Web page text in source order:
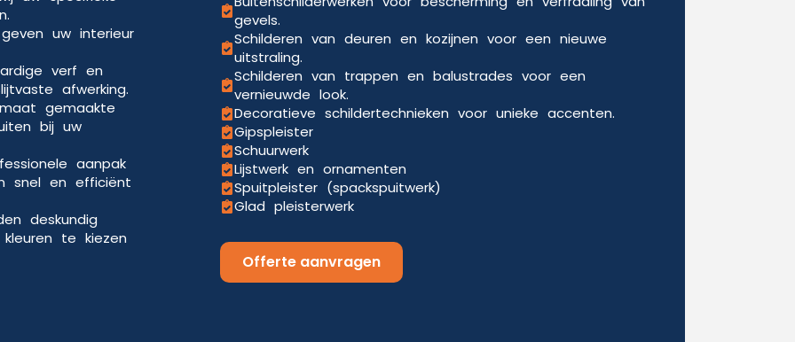
uw interieur
verf en
afwerking.
gemaakte
bij uw
aanpak
snel en efficiënt
deskundig
te kiezen
gevels.
Schilderen van deuren en kozijnen voor een nieuwe
uitstraling.
Schilderen van trappen en balustrades voor een
vernieuwde look.
Decoratieve schildertechnieken voor unieke accenten.
Gipspleister
Schuurwerk
Lijstwerk en ornamenten
Spuitpleister (spackspuitwerk)
Glad pleisterwerk
Offerte aanvragen